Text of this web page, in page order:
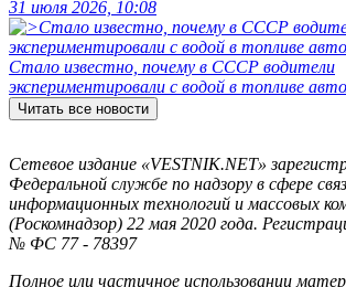
31 июля 2026, 10:08
Стало известно, почему в СССР водители
экспериментировали с водой в топливе
Читать все новости
Сетевое издание «VESTNIK.NET»
Федеральной службе по надзору в сфере
информационных технологий и массовых
(Роскомнадзор) 22 мая 2020 года.
№ ФС 77 - 78397
Полное или частичное использовании